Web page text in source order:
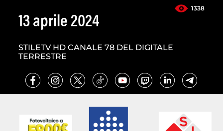
1338
13 aprile 2024
STILETV HD CANALE 78 DEL DIGITALE
TERRESTRE